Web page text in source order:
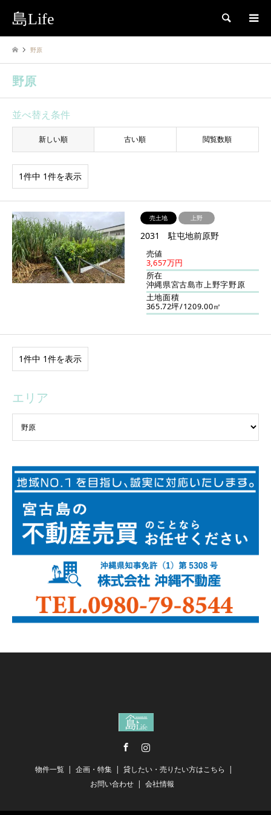
島Life 検索
野原
野原
並べ替え条件
新しい順 古い順 閲覧数順
1件中 1件を表示
売土地 上野
2031 駐屯地前原野
売値
3,657万円
所在
沖縄県宮古島市上野字野原
土地面積
365.72坪/1209.00㎡
1件中 1件を表示
エリア
物件一覧 企画・特集
貸したい・売りたい方はこちら
お問い合わせ
会社情報